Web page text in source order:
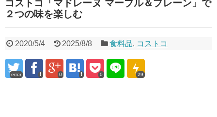
コストコ「マドレーヌ マーブル＆プレーン」で
２つの味を楽しむ
2020/5/4 2025/8/8 食料品, コストコ
error 0 0 29